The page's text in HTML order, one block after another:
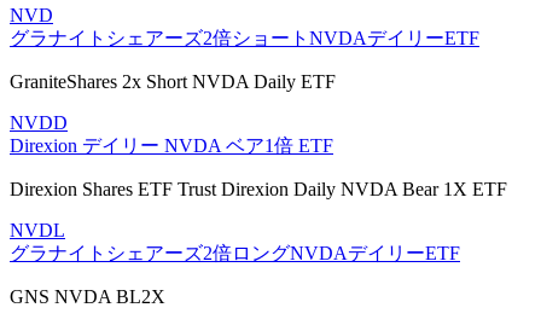
NVD
グラナイトシェアーズ2倍ショートNVDAデイリーETF
GraniteShares 2x Short NVDA Daily ETF
NVDD
Direxion デイリー NVDA ベア1倍 ETF
Direxion Shares ETF Trust Direxion Daily NVDA Bear 1X ETF
NVDL
グラナイトシェアーズ2倍ロングNVDAデイリーETF
GNS NVDA BL2X